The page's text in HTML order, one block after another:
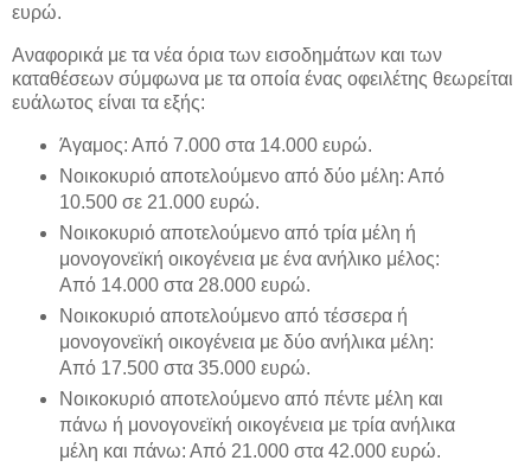
ευρώ.
Αναφορικά με τα νέα όρια των εισοδημάτων και των
καταθέσεων σύμφωνα με τα οποία ένας οφειλέτης θεωρείται
ευάλωτος είναι τα εξής:
Άγαμος: Από 7.000 στα 14.000 ευρώ.
Νοικοκυριό αποτελούμενο από δύο μέλη: Από
10.500 σε 21.000 ευρώ.
Νοικοκυριό αποτελούμενο από τρία μέλη ή
μονογονεϊκή οικογένεια με ένα ανήλικο μέλος:
Από 14.000 στα 28.000 ευρώ.
Νοικοκυριό αποτελούμενο από τέσσερα ή
μονογονεϊκή οικογένεια με δύο ανήλικα μέλη:
Από 17.500 στα 35.000 ευρώ.
Νοικοκυριό αποτελούμενο από πέντε μέλη και
πάνω ή μονογονεϊκή οικογένεια με τρία ανήλικα
μέλη και πάνω: Από 21.000 στα 42.000 ευρώ.